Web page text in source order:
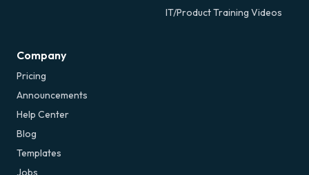
IT/Product Training Videos
Company
Pricing
Announcements
Help Center
Blog
Templates
Jobs